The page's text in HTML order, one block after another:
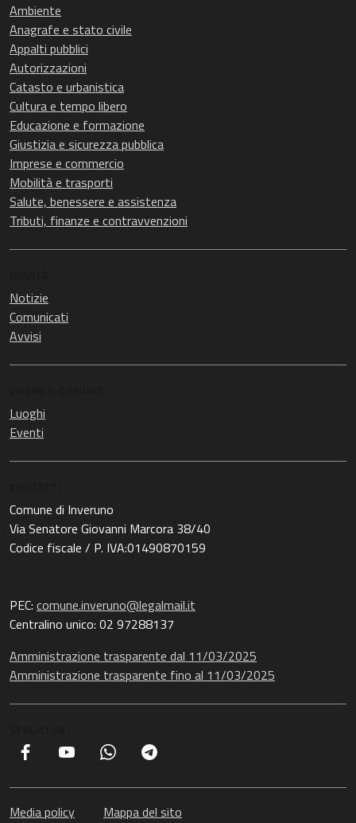
Ambiente
Anagrafe e stato civile
Appalti pubblici
Autorizzazioni
Catasto e urbanistica
Cultura e tempo libero
Educazione e formazione
Giustizia e sicurezza pubblica
Imprese e commercio
Mobilità e trasporti
Salute, benessere e assistenza
Tributi, finanze e contravvenzioni
Notizie
Comunicati
Avvisi
Luoghi
Eventi
Comune di Inveruno
Via Senatore Giovanni Marcora 38/40
Codice fiscale / P. IVA:01490870159
PEC: comune.inveruno@legalmail.it
Centralino unico: 02 97288137
Amministrazione trasparente dal 11/03/2025
Amministrazione trasparente fino al 11/03/2025
Facebook YouTube Whatsapp
Media policy Mappa del sito